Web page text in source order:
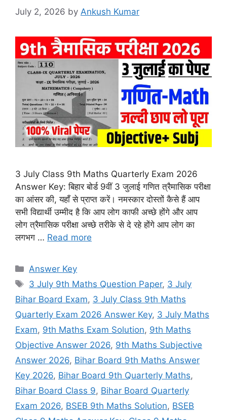
July 2, 2026 by Ankush Kumar
3 July Class 9th Maths Quarterly Exam 2026
Answer Key: बिहार बोर्ड 9वीं 3 जुलाई गणित त्रैमासिक परीक्षा
का आंसर की, यहाँ से प्राप्त करें। नमस्कार दोस्तों कैसे हैं आप
सभी विद्यार्थी उम्मीद है कि आप लोग काफी अच्छे होंगे और आप
लोग त्रैमासिक परीक्षा अच्छे तरीके से दे रहे होंगे आप लोग का
लगभग … Read more
Categories
Answer Key
Tags
3 July 9th Maths Question Paper, 3 July
Bihar Board Exam, 3 July Class 9th Maths
Quarterly Exam 2026 Answer Key, 3 July Maths
Exam, 9th Maths Exam Solution, 9th Maths
Objective Answer 2026, 9th Maths Subjective
Answer 2026, Bihar Board 9th Maths Answer
Key 2026, Bihar Board 9th Quarterly Maths,
Bihar Board Class 9, Bihar Board Quarterly
Exam 2026, BSEB 9th Maths Solution, BSEB